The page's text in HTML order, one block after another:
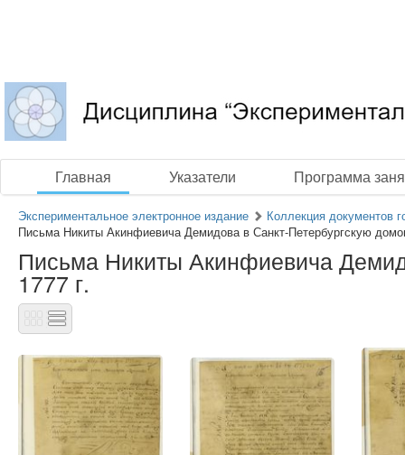
Главная Указатели Программа
Экспериментальное электронное издание
Коллекция документов
Письма Никиты Акинфиевича Демидова в Санкт-Петербургскую
Письма Никиты Акинфиевича
1777 г.